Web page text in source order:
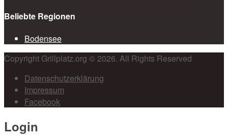
Beliebte Regionen
Bodensee
Copyright Grillplatz.org © 2026. All Rights Reserved
Datenschutzerklärung
Impressum
Facebook
Login